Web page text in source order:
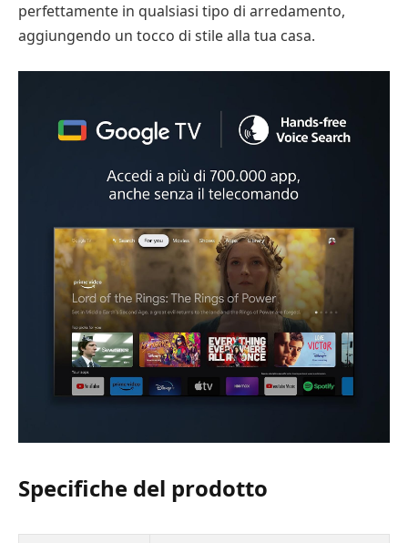
perfettamente in qualsiasi tipo di arredamento,
aggiungendo un tocco di stile alla tua casa.
Specifiche del prodotto